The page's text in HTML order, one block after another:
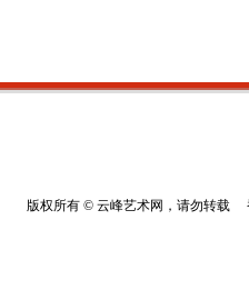
版权所有 © 云峰艺术网，请勿转载